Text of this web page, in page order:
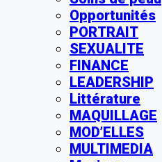
Opportunités
PORTRAIT
SEXUALITE
FINANCE
LEADERSHIP
Littérature
MAQUILLAGE
MOD’ELLES
MULTIMEDIA